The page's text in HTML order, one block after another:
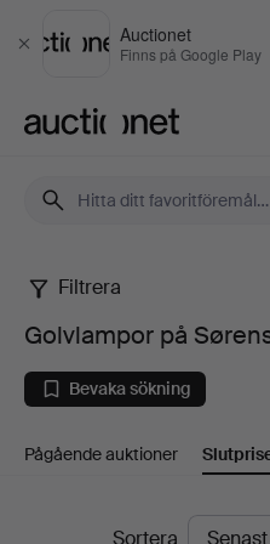
Stäng
Auctionet
Finns på Google Play
Golvlampor
på
Sørensen
Auktioner
Filtrera
Golvlampor på
Bevaka sökning
Pågående auktioner
SlutpriserSortera